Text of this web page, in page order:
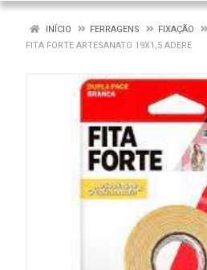
INÍCIO FERRAGENS
FIXAÇÃO
FITA FORTE ARTESANATO 19X1,5 ADERE